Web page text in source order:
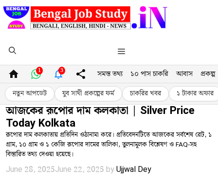
Skip
to
content
Menu
1 3 সমস্ত তথ্য ১০ পাস চাকরি আবাস প্রকল্প
নতুন আপডেট যুব সাথী প্রকল্পের ফর্ম চাকরির খবর ১ টাকার অফার
আজকের রূপোর দাম কলকাতা | Silver Price
Today Kolkata
রূপোর দাম কলকাতায় প্রতিদিন ওঠানামা করে। প্রতিবেদনটিতে আজকের সর্বশেষ রেট, ১
গ্রাম, ১০ গ্রাম ও ১ কেজি রূপোর দামের তালিকা, তুলনামূলক বিশ্লেষণ ও FAQ-সহ
বিস্তারিত তথ্য দেওয়া হয়েছে।
June 28, 2025June 22, 2025 byUjjwal Dey